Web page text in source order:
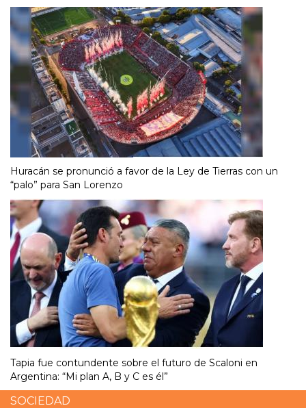
Huracán se pronunció a favor de la Ley de Tierras con un
“palo” para San Lorenzo
Tapia fue contundente sobre el futuro de Scaloni en
Argentina: “Mi plan A, B y C es él”
SOCIEDAD